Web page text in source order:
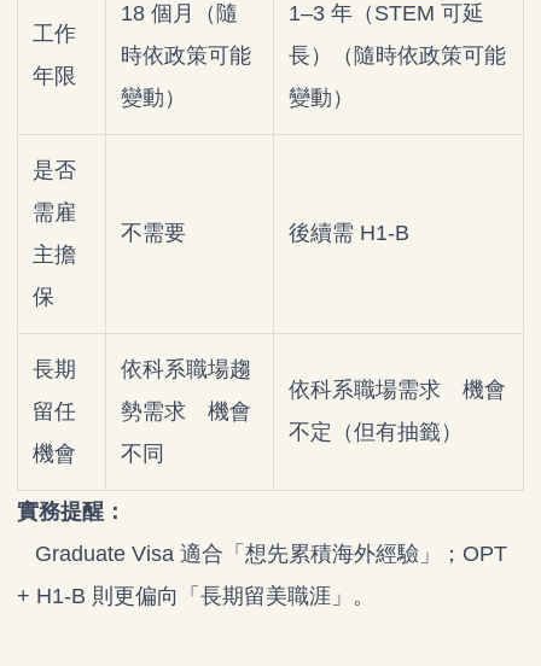
工作
年限
18 個月（隨
時依政策可能
變動）
1–3 年（STEM 可延
長）（隨時依政策可能
變動）
是否
需雇
主擔
保
不需要 後續需 H1-B
長期
留任
機會
依科系職場趨
勢需求 機會
不同
依科系職場需求 機會
不定（但有抽籤）
實務提醒：
Graduate Visa 適合「想先累積海外經驗」；OPT
+ H1-B 則更偏向「長期留美職涯」。